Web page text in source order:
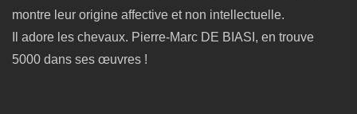
montre leur origine affective et non intellectuelle.
Il adore les chevaux. Pierre-Marc DE BIASI, en trouve
5000 dans ses œuvres !